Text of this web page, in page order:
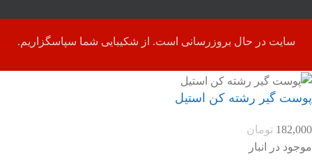
سایت در حال بروزرسانی است. از شکیبایی شما سپاسگزاریم.
پوست گیر رشته کن استیل
182,000 تومان
موجود در انبار